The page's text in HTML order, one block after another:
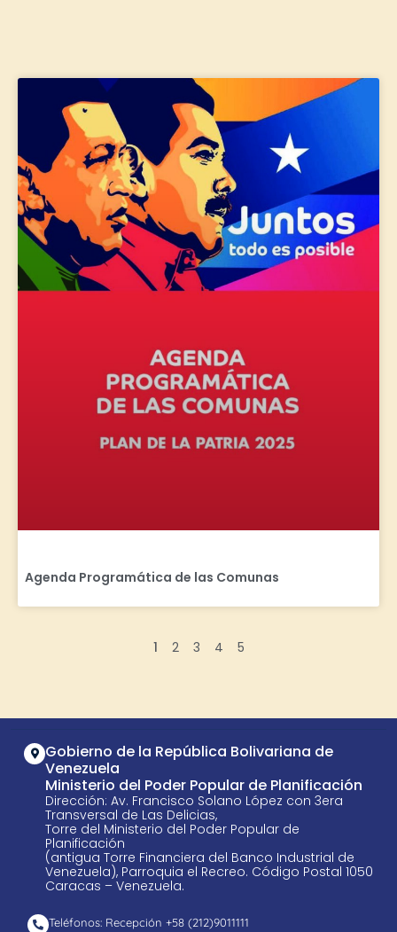
Agenda Programática de las Comunas
1 2 3 4 5
Gobierno de la República Bolivariana de
Venezuela
Ministerio del Poder Popular de Planificación
Dirección: Av. Francisco Solano López con 3era
Transversal de Las Delicias,
Torre del Ministerio del Poder Popular de
Planificación
(antigua Torre Financiera del Banco Industrial de
Venezuela), Parroquia el Recreo. Código Postal 1050
Caracas – Venezuela.
Teléfonos: Recepción +58 ​(212)9011111